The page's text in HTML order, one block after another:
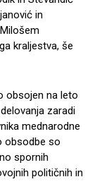
in
kraljestva, še
obsojen na leto
zaradi
mednarodne
obsodbe so
spornih
političnih in